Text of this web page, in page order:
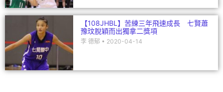
【108JHBL】苦練三年飛速成長 七賢蕭
豫玟脫穎而出獨拿二獎項
李 德郁 2020-04-14